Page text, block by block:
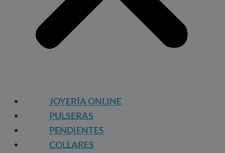
JOYERÍA ONLINE
PULSERAS
PENDIENTES
COLLARES